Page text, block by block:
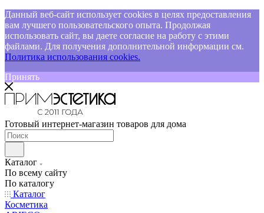
Данный веб-сайт использует cookies в целях предоставления
вам лучшего пользовательского опыта. Продолжая
использовать сайт, вы даете согласие на работу с этими
файлами. Для получения дополнительной информации см.
Политика использования cookies.
Принять
Готовый интернет-магазин товаров для дома
Каталог
По всему сайту
По каталогу
Каталог
Косметика